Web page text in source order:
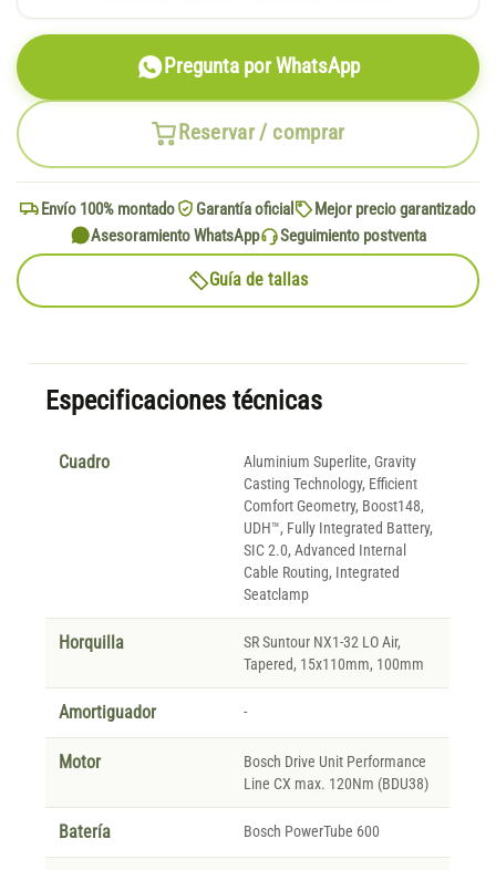
Reservar / comprar
Pregunta por WhatsApp
Envío 100% montado Garantía oficial
Mejor precio garantizado
Asesoramiento WhatsApp
Seguimiento postventa
Guía de tallas
Especificaciones técnicas
Cuadro
Aluminium Superlite, Gravity
Casting Technology, Efficient
Comfort Geometry, Boost148,
UDH™, Fully Integrated Battery,
SIC 2.0, Advanced Internal
Cable Routing, Integrated
Seatclamp
Horquilla
SR Suntour NX1-32 LO Air,
Tapered, 15x110mm, 100mm
Amortiguador -
Motor
Bosch Drive Unit Performance
Line CX max. 120Nm (BDU38)
Batería Bosch PowerTube 600